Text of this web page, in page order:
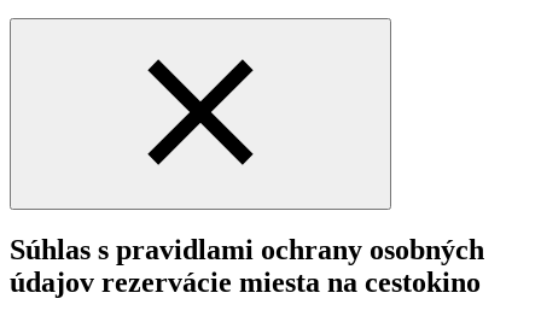
Súhlas s pravidlami ochrany osobných
údajov rezervácie miesta na cestokino